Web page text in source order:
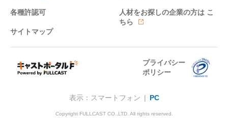
各種許認可 人材をお探しの企業の方は こ
ちら
サイトマップ
プライバシー
ポリシー
表示：スマートフォン | PC
Copyright FULLCAST CO.,LTD. All rights reserved.